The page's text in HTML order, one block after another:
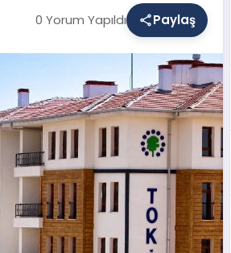
0 Yorum Yapıldı Paylaş